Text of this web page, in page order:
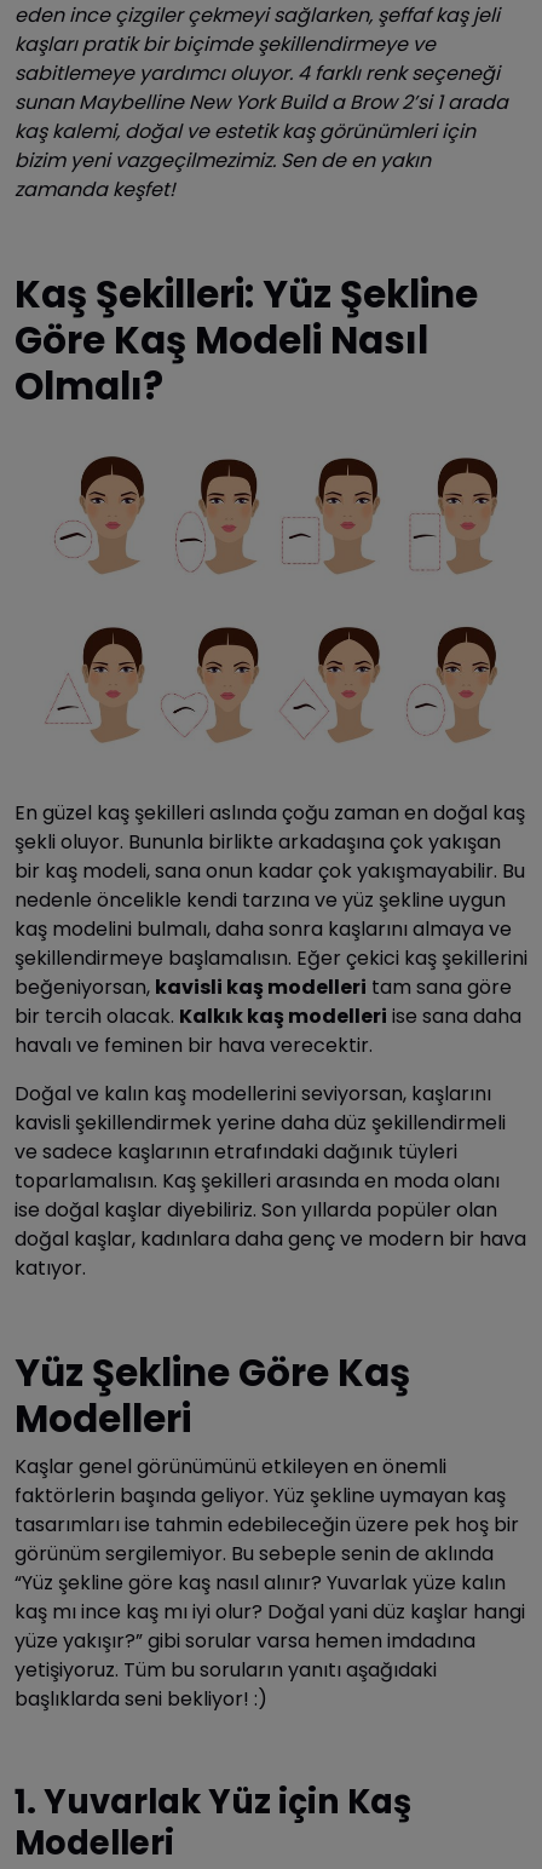
eden ince çizgiler çekmeyi sağlarken, şeffaf kaş jeli
kaşları pratik bir biçimde şekillendirmeye ve
sabitlemeye yardımcı oluyor. 4 farklı renk seçeneği
sunan Maybelline New York Build a Brow 2’si 1 arada
kaş kalemi, doğal ve estetik kaş görünümleri için
bizim yeni vazgeçilmezimiz. Sen de en yakın
zamanda keşfet!
Kaş Şekilleri: Yüz Şekline
Göre Kaş Modeli Nasıl
Olmalı?
En güzel kaş şekilleri aslında çoğu zaman en doğal kaş
şekli oluyor. Bununla birlikte arkadaşına çok yakışan
bir kaş modeli, sana onun kadar çok yakışmayabilir. Bu
nedenle öncelikle kendi tarzına ve yüz şekline uygun
kaş modelini bulmalı, daha sonra kaşlarını almaya ve
şekillendirmeye başlamalısın. Eğer çekici kaş şekillerini
beğeniyorsan, kavisli kaş modelleri tam sana göre
bir tercih olacak. Kalkık kaş modelleri ise sana daha
havalı ve feminen bir hava verecektir.
Doğal ve kalın kaş modellerini seviyorsan, kaşlarını
kavisli şekillendirmek yerine daha düz şekillendirmeli
ve sadece kaşlarının etrafındaki dağınık tüyleri
toparlamalısın. Kaş şekilleri arasında en moda olanı
ise doğal kaşlar diyebiliriz. Son yıllarda popüler olan
doğal kaşlar, kadınlara daha genç ve modern bir hava
katıyor.
Yüz Şekline Göre Kaş
Modelleri
Kaşlar genel görünümünü etkileyen en önemli
faktörlerin başında geliyor. Yüz şekline uymayan kaş
tasarımları ise tahmin edebileceğin üzere pek hoş bir
görünüm sergilemiyor. Bu sebeple senin de aklında
“Yüz şekline göre kaş nasıl alınır? Yuvarlak yüze kalın
kaş mı ince kaş mı iyi olur? Doğal yani düz kaşlar hangi
yüze yakışır?” gibi sorular varsa hemen imdadına
yetişiyoruz. Tüm bu soruların yanıtı aşağıdaki
başlıklarda seni bekliyor! :)
1. Yuvarlak Yüz için Kaş
Modelleri